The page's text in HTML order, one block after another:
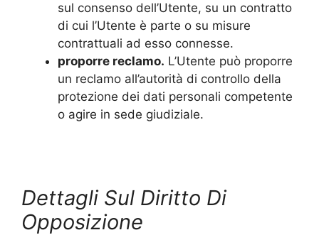
sul consenso dell’Utente, su un contratto
di cui l’Utente è parte o su misure
contrattuali ad esso connesse.
proporre reclamo. L’Utente può proporre
un reclamo all’autorità di controllo della
protezione dei dati personali competente
o agire in sede giudiziale.
Dettagli Sul Diritto Di
Opposizione